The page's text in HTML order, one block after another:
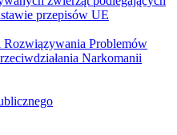
przepisów UE
Problemów
Narkomanii